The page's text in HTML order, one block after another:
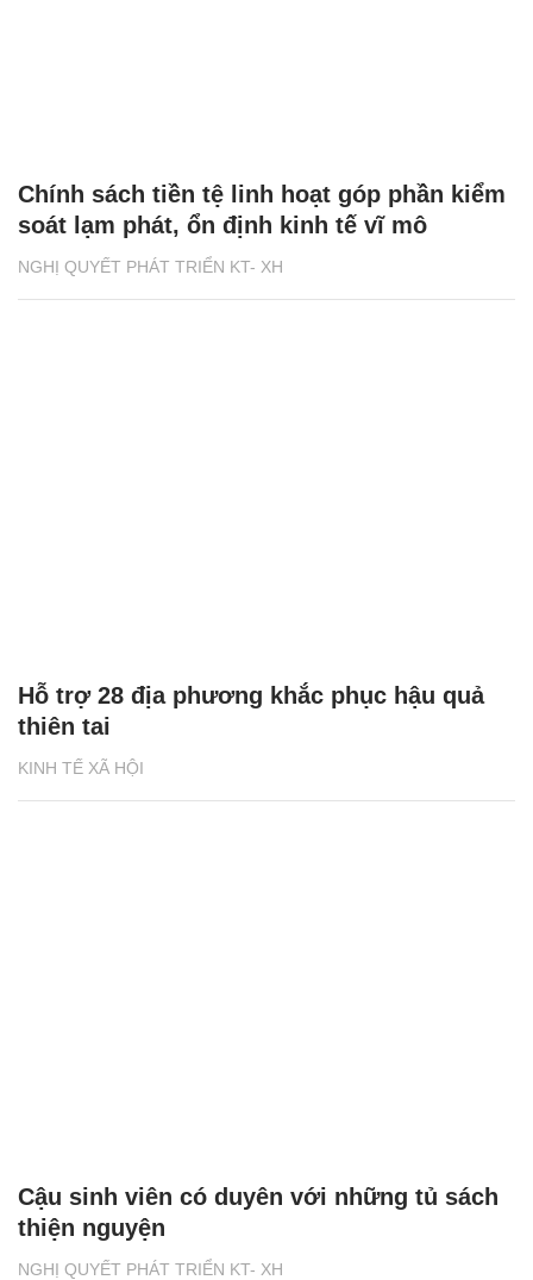
NGHỊ QUYẾT PHÁT TRIỂN KT- XH
Chính sách tiền tệ linh hoạt góp phần kiểm
soát lạm phát, ổn định kinh tế vĩ mô
KINH TẾ XÃ HỘI
Hỗ trợ 28 địa phương khắc phục hậu quả
thiên tai
NGHỊ QUYẾT PHÁT TRIỂN KT- XH
Cậu sinh viên có duyên với những tủ sách
thiện nguyện